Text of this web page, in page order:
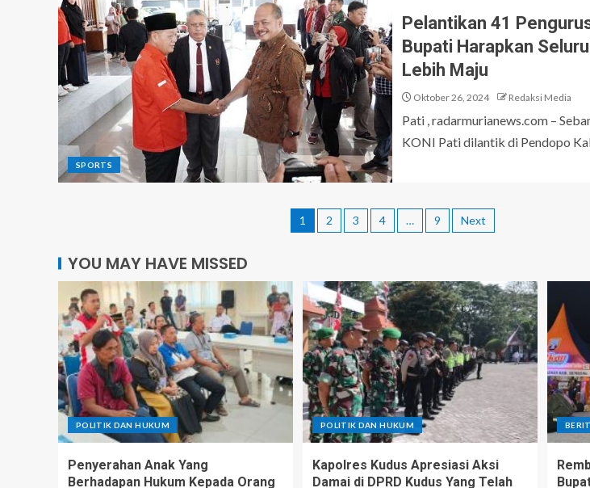
SPORTS
Pelantikan 41
Bupati Harapkan
Lebih Maju
Oktober 26, 2024 Redaksi Media
Pati , radarmurianews.com –
KONI Pati dilantik di Pendopo
1 2 3 4 … 9 Next
YOU MAY HAVE MISSED
POLITIK DAN HUKUM
Penyerahan Anak Yang
Berhadapan Hukum Kepada Orang
POLITIK DAN HUKUM
Kapolres Kudus Apresiasi Aksi
Damai di DPRD Kudus Yang Telah